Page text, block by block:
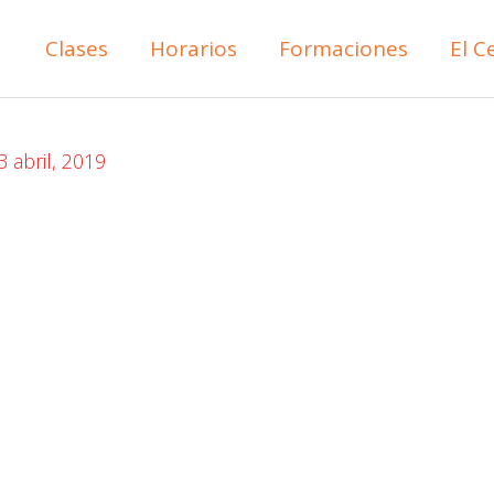
Clases Horarios Formaciones El
abril, 2019